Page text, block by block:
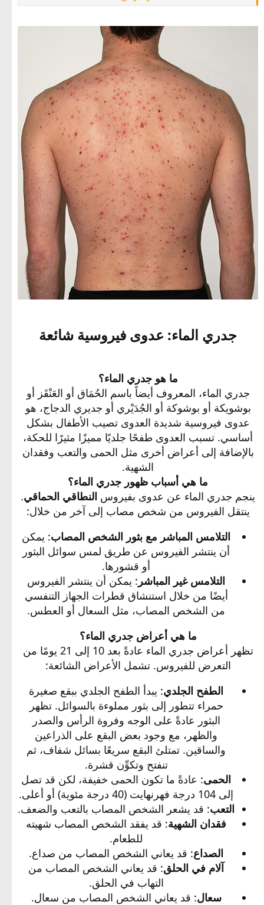
الرضع، كبار السن، والأشخاص ذوي المناعة الضعيفة.
جدري الماء: عدوى فيروسية شائعة​
ما هو جدري الماء؟
جدري الماء، المعروف أيضاً باسم الحُمَاق أو العَنْقَز أو
بوشويكة أو بوشوكة أو الجُدَيْري أو جديري الدجاج، هو
عدوى فيروسية شديدة العدوى تصيب الأطفال بشكل
أساسي. تسبب العدوى طفحًا جلديًا مميزًا مثيرًا للحكة،
بالإضافة إلى أعراض أخرى مثل الحمى والتعب وفقدان
الشهية.
ما هي أسباب ظهور جدري الماء؟
ينجم جدري الماء عن عدوى بفيروس النطاقي الحماقي.
ينتقل الفيروس من شخص مصاب إلى آخر من خلال:​
التلامس المباشر مع بثور الشخص المصاب: يمكن
أن ينتشر الفيروس عن طريق لمس سوائل البثور
أو قشورها.​
التلامس غير المباشر : يمكن أن ينتشر الفيروس
أيضًا من خلال استنشاق قطرات الجهاز التنفسي
من الشخص المصاب، مثل السعال أو العطس.​
ما هي أعراض جدري الماء؟
تظهر أعراض جدري الماء عادةً بعد 10 إلى 21 يومًا من
التعرض للفيروس. تشمل الأعراض الشائعة:​
الطفح الجلدي: يبدأ الطفح الجلدي ببقع صغيرة
حمراء تتطور إلى بثور مملوءة بالسوائل. تظهر
البثور عادةً على الوجه وفروة الرأس والصدر
والظهر، مع وجود بعض البقع على الذراعين
والساقين. تمتلئ البقع سريعًا بسائل شفاف، ثم
تنفتح وتكوِّن قشرة.​
الحمى: عادةً ما تكون الحمى خفيفة، لكن قد تصل
إلى 104 درجة فهرنهايت (40 درجة مئوية) أو أعلى.​
التعب: قد يشعر الشخص المصاب بالتعب والضعف.​
فقدان الشهية: قد يفقد الشخص المصاب شهيته
للطعام.​
الصداع: قد يعاني الشخص المصاب من صداع.​
آلام في الحلق: قد يعاني الشخص المصاب من
التهاب في الحلق.​
سعال: قد يعاني الشخص المصاب من سعال.​